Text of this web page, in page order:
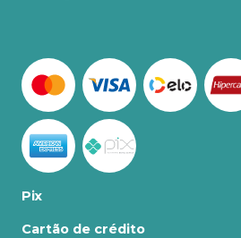
Pix
Cartão de crédito